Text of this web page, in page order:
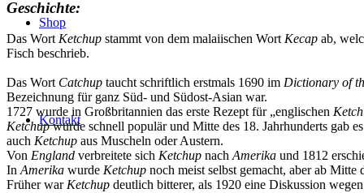
Shop
Kontakt
Geschichte:
Das Wort Ketchup stammt von dem malaiischen Wort Kecap ab,
Fisch beschrieb.
Das Wort Catchup taucht schriftlich erstmals 1690 im Dictionary of
Bezeichnung für ganz Süd- und Südost-Asian war.
1727 wurde in Großbritannien das erste Rezept für „englischen
Ketchupwurde schnell populär und Mitte des 18. Jahrhunderts gab
auch Ketchup aus Muscheln oder Austern.
Von England verbreitete sich Ketchup nach Amerika und 1812
In Amerika wurde Ketchup noch meist selbst gemacht, aber ab
Früher war Ketchup deutlich bitterer, als 1920 eine Diskussion